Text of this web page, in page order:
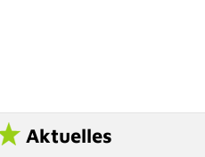
Aktuelles